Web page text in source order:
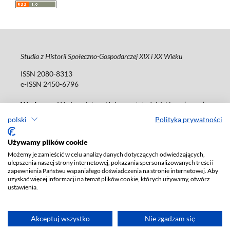
polski Polityka prywatności
Używamy plików cookie
Możemy je zamieścić w celu analizy danych dotyczących odwiedzających,
ulepszenia naszej strony internetowej, pokazania spersonalizowanych treści i
zapewnienia Państwu wspaniałego doświadczenia na stronie internetowej. Aby
uzyskać więcej informacji na temat plików cookie, których używamy, otwórz
ustawienia.
Akceptuj wszystko Nie zgadzam się
Studia z Historii Społeczno-Gospodarczej XIX i XX Wieku
ISSN 2080-8313
e-ISSN 2450-6796
Wydawca: Wydawnictwo Uniwersytetu Łódzkiego (www)
Tel.: 42 235 01 65, fax: 42 66 55 86
Deklaracja dostępności